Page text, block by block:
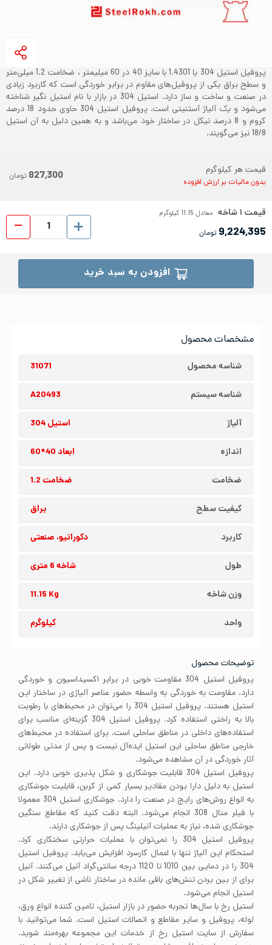
مشخصات محصول
شناسه محصول 31071
شناسه سیستم A20493
آلیاژ استیل 304
اندازه ابعاد 40*60
ضخامت ضخامت 1.2
کیفیت سطح براق
کاربرد دکوراتیو، صنعتی
طول شاخه 6 متری
وزن شاخه 11.15 Kg
واحد کیلوگرم
توضیحات محصول
پروفیل استیل 304 مقاومت خوبی در برابر اکسیداسیون و خوردگی
دارد. مقاومت به خوردگی به واسطه حضور عناصر آلیاژی در ساختار این
استیل هستند. پروفیل استیل 304 را می‌توان در محیط‌های با رطوبت
بالا به راختی استفاده کرد. پروفیل استیل 304 گزینه‌ای مناسب برای
استفاده‌های داخلی در مناطق ساحلی است. برای استفاده در محیط‌های
خارجی مناطق ساحلی این استیل ایده‌آل نیست و پس از مدتی طولانی
آثار خوردگی در آن مشاهده می‌شود.
پروفیل استیل 304 قابلیت جوشکاری و شکل پذیری خوبی دارد. این
استیل به دلیل دارا بودن مقادیر بسیار کمی از کربن، قابلیت جوشکاری
به انواع روش‌های رایج در صنعت را دارد. جوشکاری استیل 304 معمولا
با فیلر متال 308 انجام می‌شود. البته دقت کنید که مقاطع سنگین
جوشکاری شده، نیاز به عملیات آنیلینگ پس از جوشکاری دارند.
پروفیل استیل 304 را نمی‌توان با عملیات حرارتی سختکاری کرد.
استحکام این آلیاژ تنها با اعمال کارسرد افزایش می‌یابد. پروفیل استیل
304 را در دمایی بین 1010 تا 1120 درجه سانتی‌گراد آنیل می‌کنند. آنیل
برای از بین بردن تنش‌های باقی مانده در ساختار ناشی از تغییر شکل در
استیل انجام می‌شود.
استیل رخ با سال‌ها تجربه حضور در بازار استیل، تامین کننده انواع ورق،
لوله، پروفیل و سایر مقاطع و اتصالات استیل است. شما می‌توانید با
سفارش از سایت استیل رخ از خدمات این مجموعه بهره‌مند شوید.
پروفیل استیل 304 یا 1.4301 با سایز 40 در 60 میلیمتر ، ضخامت 1.2 میلی‌متر
و سطح براق یکی از پروفیل‌های مقاوم در برابر خوردگی است که کاربرد زیادی
در صنعت و ساخت و ساز دارد. استیل 304 در بازار با نام استیل نگیر شناخته
می‌شود و یک آلیاژ آستنیتی است. پروفیل استیل 304 حاوی حدود 18 درصد
کروم و 8 درصد نیکل در ساختار خود می‌باشد و به همین دلیل به آن استیل
18/8 نیز می‌گویند.
قیمت هر کیلوگرم
بدون مالیات بر ارزش افزوده 827,300 تومان
قیمت ۱شاخه معادل 11.15 کیلوگرم
9,224,395 تومان
افزودن به سبد خرید